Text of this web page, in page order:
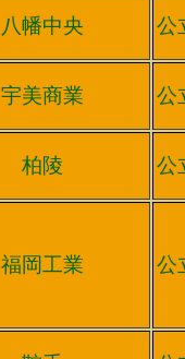
八幡中央 公
宇美商業 公
柏陵 公
福岡工業 公